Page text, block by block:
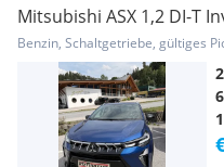
Mitsubishi ASX 1,2 DI-T
Benzin, Schaltgetriebe, gültiges
6